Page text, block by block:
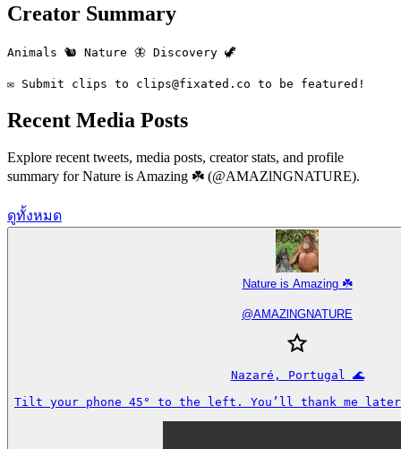
Creator Summary
Animals 🐿️ Nature 🦋 Discovery 🦖
✉️ Submit clips to clips@fixated.co to be featured!
Recent Media Posts
Explore recent tweets, media posts, creator stats, and profile
summary for Nature is Amazing ☘️ (@AMAZlNGNATURE).
ดูทั้งหมด
Nature is Amazing ☘️
@AMAZlNGNATURE
Nazaré, Portugal 🌊
Tilt your phone 45° to the left. You’ll thank me